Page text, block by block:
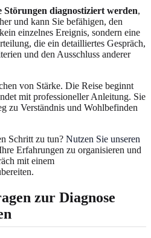
Störungen diagnostiziert werden,
und kann Sie befähigen, den
einzelnes Ereignis, sondern eine
die ein detailliertes Gespräch,
und den Ausschluss anderer
von Stärke. Die Reise beginnt
mit professioneller Anleitung. Sie
zu Verständnis und Wohlbefinden
Schritt zu tun? Nutzen Sie unseren
Erfahrungen zu organisieren und
mit einem
zur Diagnose